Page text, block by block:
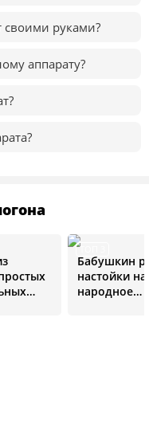
своими руками?
аппарату?
ТОП 3
Бабушкин
настойки
народное